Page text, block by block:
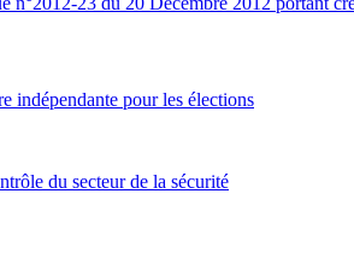
indépendante pour les élections
du secteur de la sécurité